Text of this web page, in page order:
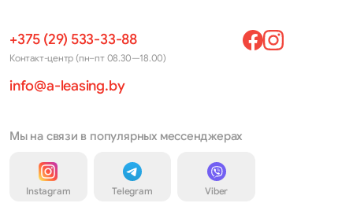
+375 (29) 533-33-88
Контакт-центр (пн–пт 08.30—18.00)
info@a-leasing.by
Мы на связи в популярных мессенджерах
Instagram Telegram Viber